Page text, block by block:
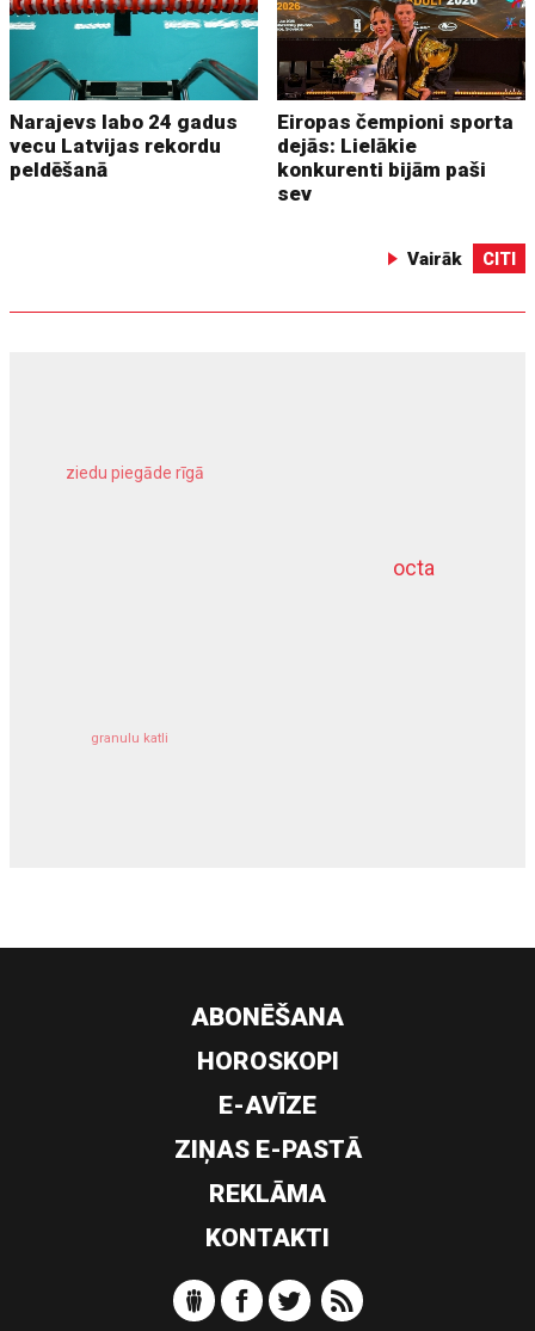
Narajevs labo 24 gadus
vecu Latvijas rekordu
peldēšanā
Eiropas čempioni sporta
dejās: Lielākie
konkurenti bijām paši
sev
Vairāk CITI
octa
ziedu piegāde rīgā
granulu katli
dziļurbums
ABONĒŠANA
HOROSKOPI
E-AVĪZE
ZIŅAS E-PASTĀ
REKLĀMA
KONTAKTI